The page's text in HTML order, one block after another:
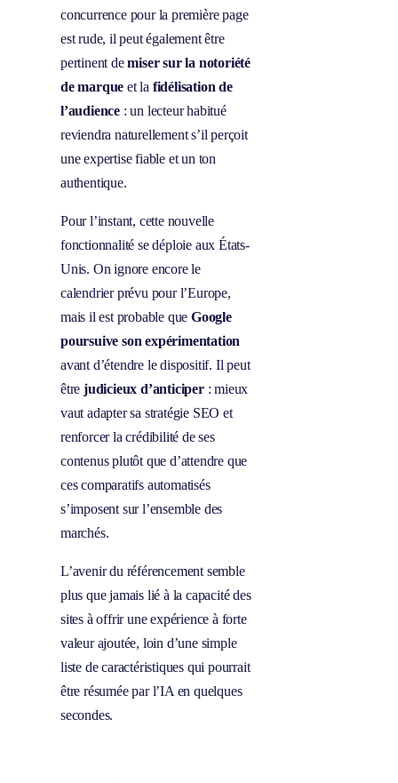
concurrence pour la première page
est rude, il peut également être
pertinent demiser sur la notoriété
de marque et la fidélisation de
l’audience: un lecteur habitué
reviendra naturellement s’il perçoit
une expertise fiable et un ton
authentique.
Pour l’instant, cette nouvelle
fonctionnalité se déploie aux États-
Unis. On ignore encore le
calendrier prévu pour l’Europe,
mais il est probable que Google
poursuive son expérimentation
avant d’étendre le dispositif. Il peut
être judicieux d’anticiper: mieux
vaut adapter sa stratégie SEO et
renforcer la crédibilité de ses
contenus plutôt que d’attendre que
ces comparatifs automatisés
s’imposent sur l’ensemble des
marchés.
L’avenir du référencement semble
plus que jamais lié à la capacité des
sites à offrir une expérience à forte
valeur ajoutée, loin d’une simple
liste de caractéristiques qui pourrait
être résumée par l’IA en quelques
secondes.